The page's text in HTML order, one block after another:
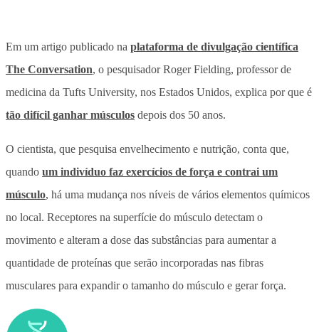
Em um artigo publicado na plataforma de divulgação científica
The Conversation, o pesquisador Roger Fielding, professor de
medicina da Tufts University, nos Estados Unidos, explica por que é
tão difícil ganhar músculos depois dos 50 anos.
O cientista, que pesquisa envelhecimento e nutrição, conta que,
quando um indivíduo faz exercícios de força e contrai um
músculo, há uma mudança nos níveis de vários elementos químicos
no local. Receptores na superfície do músculo detectam o
movimento e alteram a dose das substâncias para aumentar a
quantidade de proteínas que serão incorporadas nas fibras
musculares para expandir o tamanho do músculo e gerar força.